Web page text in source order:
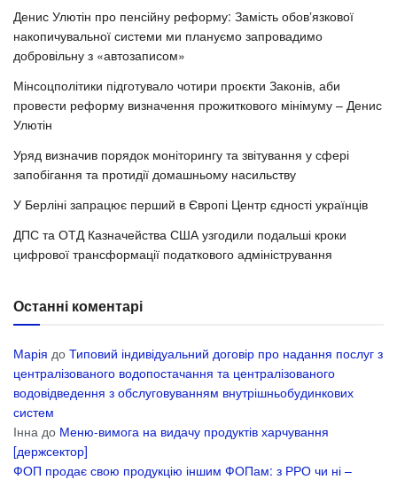
Денис Улютін про пенсійну реформу: Замість обовʼязкової
накопичувальної системи ми плануємо запровадимо
добровільну з «автозаписом»
Мінсоцполітики підготувало чотири проєкти Законів, аби
провести реформу визначення прожиткового мінімуму – Денис
Улютін
Уряд визначив порядок моніторингу та звітування у сфері
запобігання та протидії домашньому насильству
У Берліні запрацює перший в Європі Центр єдності українців
ДПС та ОТД Казначейства США узгодили подальші кроки
цифрової трансформації податкового адміністрування
Останні коментарі
Марія до Типовий індивідуальний договір про надання послуг з
централізованого водопостачання та централізованого
водовідведення з обслуговуванням внутрішньобудинкових
систем
Інна до Меню-вимога на видачу продуктів харчування
[держсектор]
ФОП продає свою продукцію іншим ФОПам: з РРО чи ні –